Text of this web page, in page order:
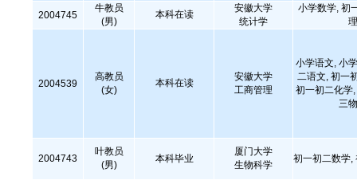
2004745
牛教员
(男)
本科在读
安徽大学
统计学
小学数学, 初
2004539
高教员
(女)
本科在读
安徽大学
工商管理
小学语文, 小
二语文, 初一
初一初二化学
三
2004743
叶教员
(男)
本科毕业
厦门大学
生物科学
初一初二数学,